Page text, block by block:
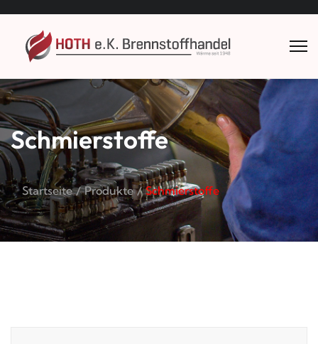
Schmierstoffe
Startseite Produkte Schmierstoffe